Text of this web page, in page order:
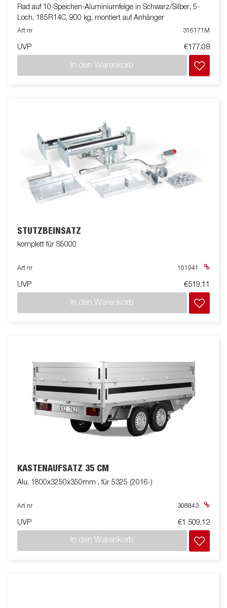
Rad auf 10-Speichen-Aluminiumfelge in Schwarz/Silber, 5-
Loch, 185R14C, 900 kg, montiert auf Anhänger
Art nr 316171M
UVP €177,08
In den Warenkorb
STÜTZBEINSATZ
komplett für S5000
Art nr 101941
UVP €519,11
In den Warenkorb
KASTENAUFSATZ 35 CM
Alu, 1800x3250x350mm , für 5325 (2016-)
Art nr 308843
UVP €1 509,12
In den Warenkorb